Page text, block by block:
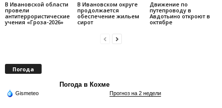
В Ивановской области
провели
антитеррористические
учения «Гроза-2026»
В Ивановском округе
продолжается
обеспечение жильем
сирот
Движение по
путепроводу в
Авдотьино откроют в
октябре
Погода
Погода в Кохме
Gismeteo Прогноз на 2 недели